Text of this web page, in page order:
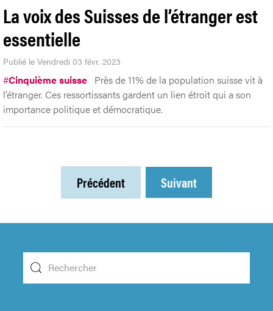
La voix des Suisses de l’étranger est
essentielle
Publié le Vendredi 03 févr. 2023
#Cinquième suisse Près de 11% de la population suisse vit à
l’étranger. Ces ressortissants gardent un lien étroit qui a son
importance politique et démocratique.
Précédent Suivant